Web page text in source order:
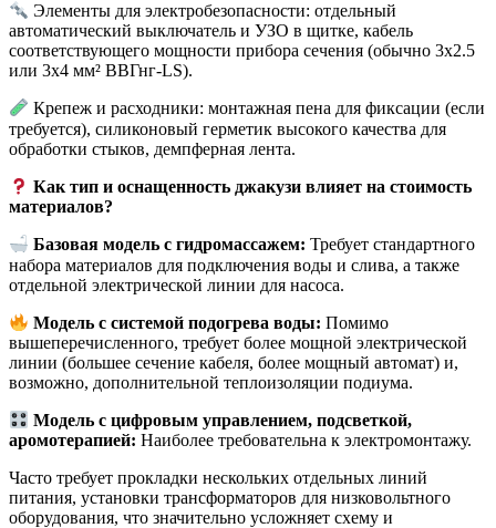
Элементы для электробезопасности: отдельный
автоматический выключатель и УЗО в щитке, кабель
соответствующего мощности прибора сечения (обычно 3х2.5
или 3х4 мм² ВВГнг-LS).
Крепеж и расходники: монтажная пена для фиксации (если
требуется), силиконовый герметик высокого качества для
обработки стыков, демпферная лента.
Как тип и оснащенность джакузи влияет на стоимость
материалов?
Базовая модель с гидромассажем: Требует стандартного
набора материалов для подключения воды и слива, а также
отдельной электрической линии для насоса.
Модель с системой подогрева воды: Помимо
вышеперечисленного, требует более мощной электрической
линии (большее сечение кабеля, более мощный автомат) и,
возможно, дополнительной теплоизоляции подиума.
Модель с цифровым управлением, подсветкой,
аромотерапией: Наиболее требовательна к электромонтажу.
Часто требует прокладки нескольких отдельных линий
питания, установки трансформаторов для низковольтного
оборудования, что значительно усложняет схему и